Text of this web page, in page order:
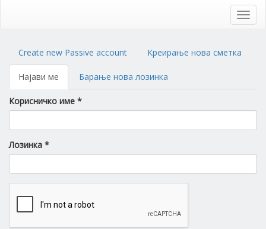
Primary
tabs
Create new Passive account Креирање нова сметка
Најави ме (activeБарање нова лозинка
Корисничко име *
Лозинка *